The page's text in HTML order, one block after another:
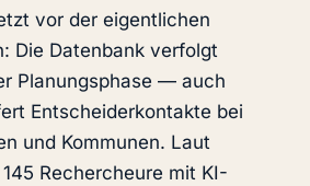
vor der eigentlichen
Die Datenbank verfolgt
Planungsphase — auch
Entscheiderkontakte bei
und Kommunen. Laut
Rechercheure mit KI-